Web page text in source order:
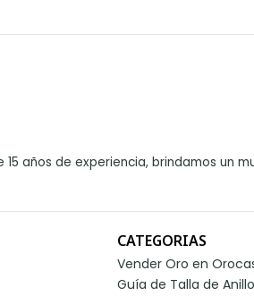
años de experiencia, brindamos un
CATEGORIAS
Vender Oro en
Guía de Talla de